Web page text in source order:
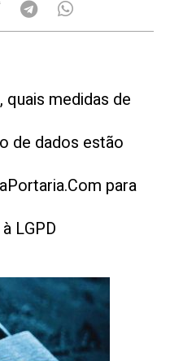
quais medidas de
de dados estão
para
LGPD